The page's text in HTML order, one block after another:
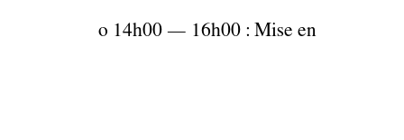
o 14h00 — 16h00 : Mise en